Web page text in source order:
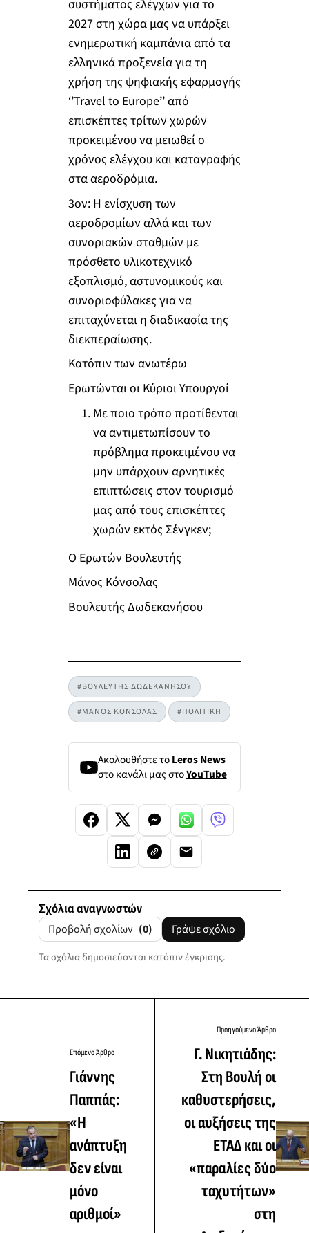
συστήματος ελέγχων για το
2027 στη χώρα μας να υπάρξει
ενημερωτική καμπάνια από τα
ελληνικά προξενεία για τη
χρήση της ψηφιακής εφαρμογής
‘’Travel to Europe’’ από
επισκέπτες τρίτων χωρών
προκειμένου να μειωθεί ο
χρόνος ελέγχου και καταγραφής
στα αεροδρόμια.
3ον: Η ενίσχυση των
αεροδρομίων αλλά και των
συνοριακών σταθμών με
πρόσθετο υλικοτεχνικό
εξοπλισμό, αστυνομικούς και
συνοριοφύλακες για να
επιταχύνεται η διαδικασία της
διεκπεραίωσης.
Κατόπιν των ανωτέρω
Ερωτώνται οι Κύριοι Υπουργοί
Με ποιο τρόπο προτίθενται
να αντιμετωπίσουν το
πρόβλημα προκειμένου να
μην υπάρχουν αρνητικές
επιπτώσεις στον τουρισμό
μας από τους επισκέπτες
χωρών εκτός Σένγκεν;
Ο Ερωτών Βουλευτής
Μάνος Κόνσολας
Βουλευτής Δωδεκανήσου
#ΒΟΥΛΕΥΤΗΣ ΔΩΔΕΚΑΝΗΣΟΥ
#ΜΑΝΟΣ ΚΟΝΣΟΛΑΣ #ΠΟΛΙΤΙΚΗ
Ακολουθήστε τοLeros News
στο κανάλι μας στοYouTube
Σχόλια αναγνωστών
Προβολή σχολίων (0) Γράψε σχόλιο
Τα σχόλια δημοσιεύονται κατόπιν έγκρισης.
Επόμενο Άρθρο
Γιάννης
Παππάς:
«Η
ανάπτυξη
δεν είναι
μόνο
αριθμοί»
Προηγούμενο Άρθρο
Γ. Νικητιάδης:
Στη Βουλή οι
καθυστερήσεις,
οι αυξήσεις της
ΕΤΑΔ και οι
«παραλίες δύο
ταχυτήτων»
στη